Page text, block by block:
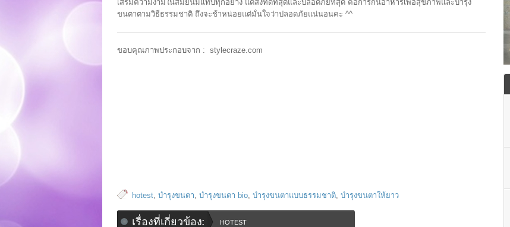
เสริมความงามในสมัยนี้มีแทบทุกอย่าง แต่สิ่งที่ดีที่สุดและปลอดภัยที่สุด คือการกินอาหารเพื่อสุขภาพและบำรุง
ขนตาตามวิธีธรรมชาติ ถึงจะช้าหน่อยแต่มั่นใจว่าปลอดภัยแน่นอนคะ ^^
ขอบคุณภาพประกอบจาก : stylecraze.com
hotest, บำรุงขนตา, บำรุงขนตา bio, บำรุงขนตาแบบธรรมชาติ, บำรุงขนตาให้ยาว
เรื่องที่เกี่ยวข้อง: HOTEST